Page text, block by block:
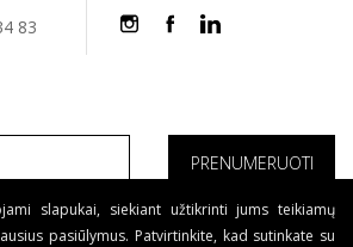
83
Privatumo politika irTaisyklėmis .
slapukai, siekiant užtikrinti jums teikiamų
pasiūlymus. Patvirtinkite, kad sutinkate su